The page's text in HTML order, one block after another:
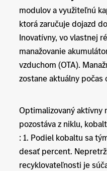
modulov a využiteľnú
ktorá zaručuje dojazd
Inovatívny, vo vlastnej
manažovanie
vzduchom (OTA).
zostane aktuálny
Optimalizovaný aktívny
pozostáva z niklu,
: 1. Podiel kobaltu sa
desať percent.
recyklovateľnosti je